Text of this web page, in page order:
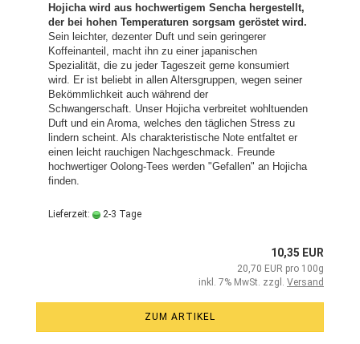
Hojicha wird aus hochwertigem Sencha hergestellt,
der bei hohen Temperaturen sorgsam geröstet wird.
Sein leichter, dezenter Duft und sein geringerer
Koffeinanteil, macht ihn zu einer japanischen
Spezialität, die zu jeder Tageszeit gerne konsumiert
wird. Er ist beliebt in allen Altersgruppen, wegen seiner
Bekömmlichkeit auch während der
Schwangerschaft. Unser Hojicha verbreitet wohltuenden
Duft und ein Aroma, welches den täglichen Stress zu
lindern scheint. Als charakteristische Note entfaltet er
einen leicht rauchigen Nachgeschmack. Freunde
hochwertiger Oolong-Tees werden "Gefallen" an Hojicha
finden.
Lieferzeit: 2-3 Tage
10,35 EUR
20,70 EUR pro 100g
inkl. 7% MwSt. zzgl. Versand
ZUM ARTIKEL